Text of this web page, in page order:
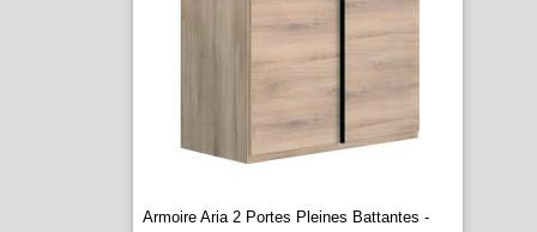
Armoire Aria 2 Portes Pleines Battantes -